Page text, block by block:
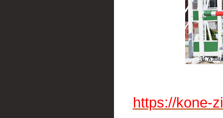
https://kone-